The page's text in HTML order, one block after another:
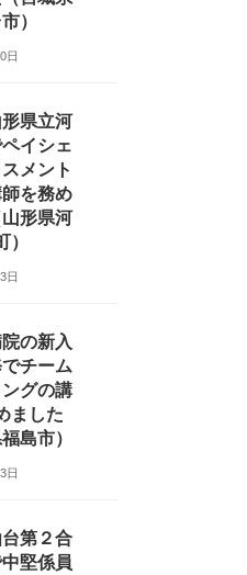
）
日
県立河
イシェ
メント
を務め
形県河
）
日
の新入
チーム
グの講
ました
島市）
日
第２合
堅係員